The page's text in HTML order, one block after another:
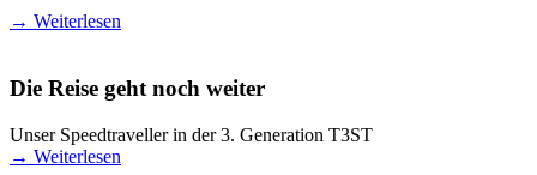
→ Weiterlesen
Die Reise geht noch weiter
Unser Speedtraveller in der 3. Generation T3ST
→ Weiterlesen